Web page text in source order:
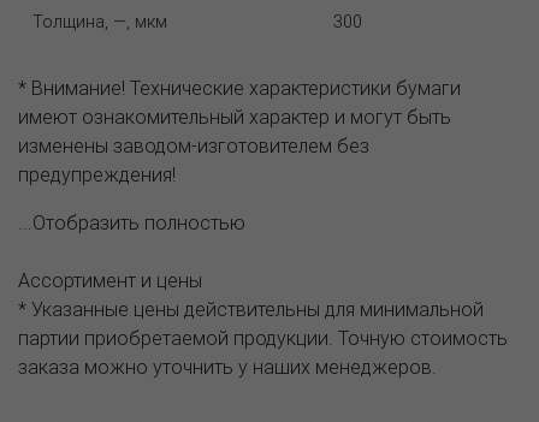
Толщина, —, мкм 300
* Внимание! Технические характеристики бумаги
имеют ознакомительный характер и могут быть
изменены заводом-изготовителем без
предупреждения!
...Отобразить полностью
Ассортимент и цены
* Указанные цены действительны для минимальной
партии приобретаемой продукции. Точную стоимость
заказа можно уточнить у наших менеджеров.